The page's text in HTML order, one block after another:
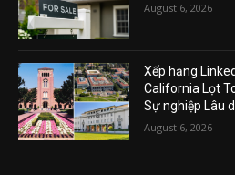
August 6, 2026
Xếp hạng
California Lọt
Sự nghiệp Lâu
August 6, 2026